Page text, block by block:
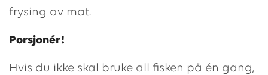
frysing av mat.
Porsjonér!
Hvis du ikke skal bruke all fisken på én gang,